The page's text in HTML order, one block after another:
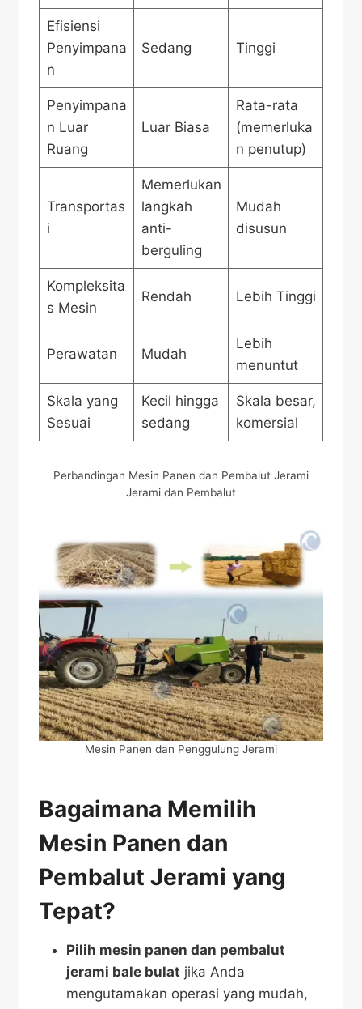
Efisiensi
Penyimpana
n
Sedang Tinggi
Penyimpana
n Luar
Ruang
Luar Biasa
Rata-rata
(memerluka
n penutup)
Transportas
i
Memerlukan
langkah
anti-
berguling
Mudah
disusun
Kompleksita
s Mesin
Rendah Lebih Tinggi
Perawatan Mudah
Lebih
menuntut
Skala yang
Sesuai
Kecil hingga
sedang
Skala besar,
komersial
Perbandingan Mesin Panen dan Pembalut Jerami
Jerami dan Pembalut
Mesin Panen dan Penggulung Jerami
Bagaimana Memilih
Mesin Panen dan
Pembalut Jerami yang
Tepat?
Pilih mesin panen dan pembalut
jerami bale bulat jika Anda
mengutamakan operasi yang mudah,